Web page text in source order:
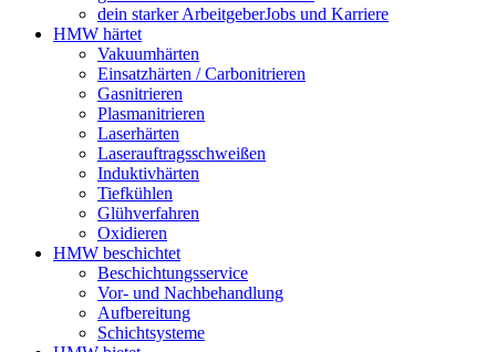
dein starker ArbeitgeberJobs und Karriere
HMW härtet
Vakuumhärten
Einsatzhärten / Carbonitrieren
Gasnitrieren
Plasmanitrieren
Laserhärten
Laserauftragsschweißen
Induktivhärten
Tiefkühlen
Glühverfahren
Oxidieren
HMW beschichtet
Beschichtungsservice
Vor- und Nachbehandlung
Aufbereitung
Schichtsysteme